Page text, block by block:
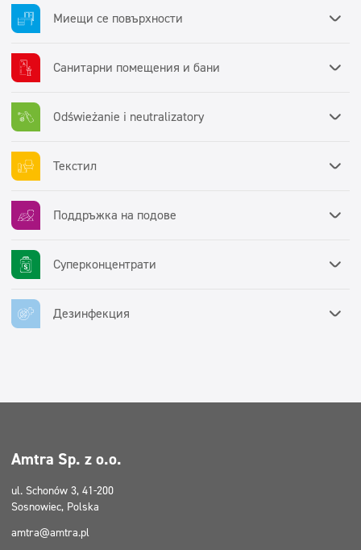
Миещи се повърхности
Санитарни помещения и бани
Odświeżanie i neutralizatory
Текстил
Поддръжка на подове
Суперконцентрати
Дезинфекция
Amtra Sp. z o.o.
ul. Schonów 3, 41-200
Sosnowiec, Polska
amtra@amtra.pl